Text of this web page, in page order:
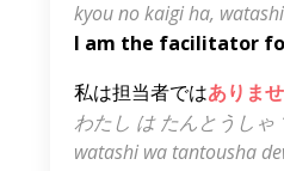
kyou no kaigi ha,
I am the facilitator
私は担当者ではありま
わたし は たんとうしゃ
watashi wa tantousha